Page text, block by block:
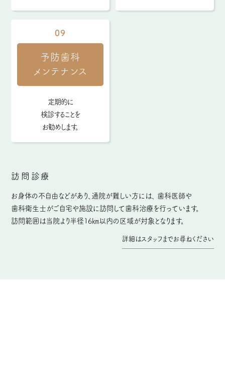
09
予防歯科
メンテナンス
定期的に
検診することを
お勧めします。
訪問診療
お身体の不自由などがあり、通院が難しい方には、
歯科医師や
歯科衛生士がご自宅や施設に訪問して歯科治療を行っています。
訪問範囲は当院より半径16㎞以内の区域が対象となります。
詳細はスタッフまでお尋ねください